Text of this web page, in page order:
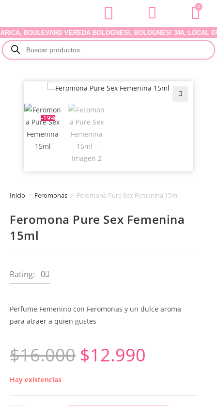
0
BOULEVARD VEREDA BOLOGNESI, BOLOGNESI 340, LOCAL
Inicio > Feromonas > Feromona Pure Sex Femenina 15ml
Feromona Pure Sex Femenina
15ml
Rating: 0
Perfume Femenino con Feromonas y un dulce aroma
para atraer a quien gustes
$16.000 $12.990
Hay existencias
-19%